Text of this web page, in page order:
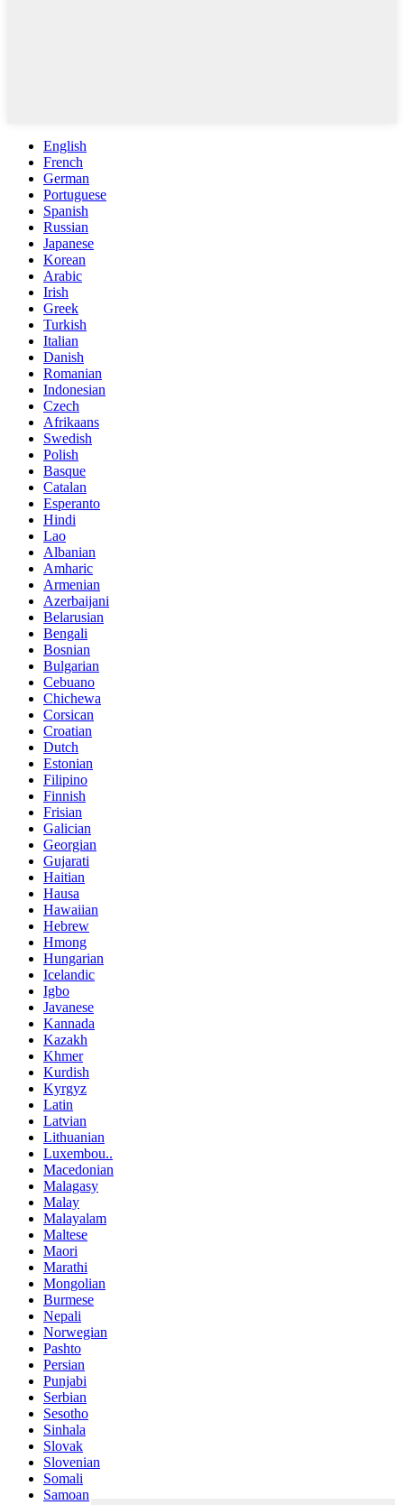
English
French
German
Portuguese
Spanish
Russian
Japanese
Korean
Arabic
Irish
Greek
Turkish
Italian
Danish
Romanian
Indonesian
Czech
Afrikaans
Swedish
Polish
Basque
Catalan
Esperanto
Hindi
Lao
Albanian
Amharic
Armenian
Azerbaijani
Belarusian
Bengali
Bosnian
Bulgarian
Cebuano
Chichewa
Corsican
Croatian
Dutch
Estonian
Filipino
Finnish
Frisian
Galician
Georgian
Gujarati
Haitian
Hausa
Hawaiian
Hebrew
Hmong
Hungarian
Icelandic
Igbo
Javanese
Kannada
Kazakh
Khmer
Kurdish
Kyrgyz
Latin
Latvian
Lithuanian
Luxembou..
Macedonian
Malagasy
Malay
Malayalam
Maltese
Maori
Marathi
Mongolian
Burmese
Nepali
Norwegian
Pashto
Persian
Punjabi
Serbian
Sesotho
Sinhala
Slovak
Slovenian
Somali
Samoan